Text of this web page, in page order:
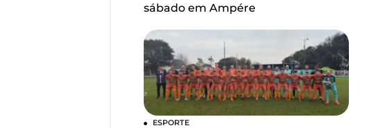
sábado em Ampére
ESPORTE